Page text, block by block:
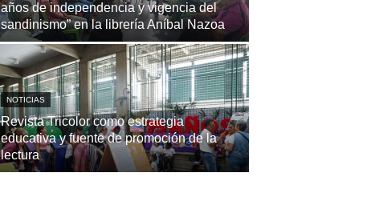
años de independencia y vigencia del
sandinismo” en la librería Aníbal Nazoa
NOTICIAS
Revista Tricolor como estrategia
educativa y fuente de promoción de la
lectura